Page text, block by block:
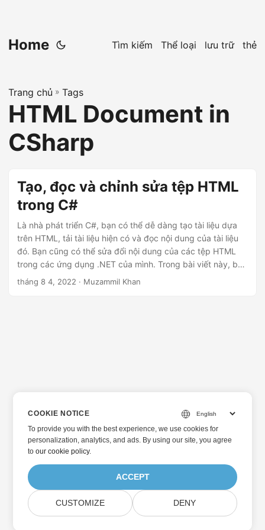
Home Tìm kiếm Thể loại lưu trữ thẻ
Trang chủ » Tags
HTML Document in
CSharp
Tạo, đọc và chỉnh sửa tệp HTML
trong C#
Là nhà phát triển C#, bạn có thể dễ dàng tạo tài liệu dựa
trên HTML, tải tài liệu hiện có và đọc nội dung của tài liệu
đó. Bạn cũng có thể sửa đổi nội dung của các tệp HTML
trong các ứng dụng .NET của mình. Trong bài viết này, bạn
sẽ học cách tạo, đọc và chỉnh sửa tệp HTML trong C#.
tháng 8 4, 2022 · Muzammil Khan
COOKIE NOTICE
To provide you with the best experience, we use cookies for
personalization, analytics, and ads. By using our site, you agree
toour cookie policy.
ACCEPT
CUSTOMIZE DENY